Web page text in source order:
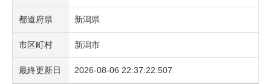
都道府県 新潟県
市区町村 新潟市
最終更新日 2026-08-06 22:37:22.507